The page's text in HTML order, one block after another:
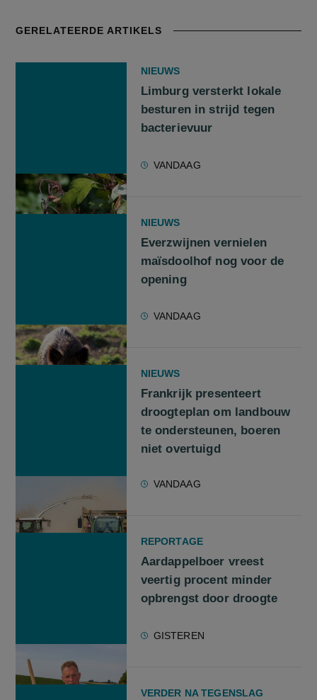
GERELATEERDE ARTIKELS
NIEUWS
Limburg versterkt lokale
besturen in strijd tegen
bacterievuur
VANDAAG
NIEUWS
Everzwijnen vernielen
maïsdoolhof nog voor de
opening
VANDAAG
NIEUWS
Frankrijk presenteert
droogteplan om landbouw
te ondersteunen, boeren
niet overtuigd
VANDAAG
REPORTAGE
Aardappelboer vreest
veertig procent minder
opbrengst door droogte
GISTEREN
VERDER NA TEGENSLAG